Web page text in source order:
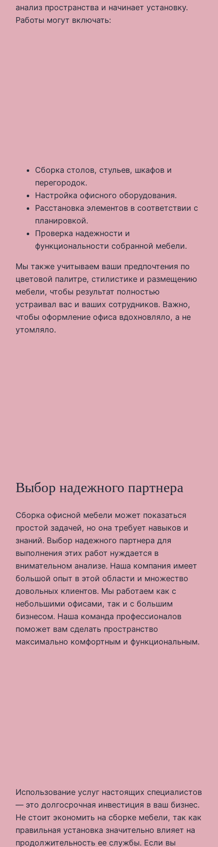
анализ пространства и начинает установку.
Работы могут включать:
Сборка столов, стульев, шкафов и
перегородок.
Настройка офисного оборудования.
Расстановка элементов в соответствии с
планировкой.
Проверка надежности и
функциональности собранной мебели.
Мы также учитываем ваши предпочтения по
цветовой палитре, стилистике и размещению
мебели, чтобы результат полностью
устраивал вас и ваших сотрудников. Важно,
чтобы оформление офиса вдохновляло, а не
утомляло.
Выбор надежного партнера
Сборка офисной мебели может показаться
простой задачей, но она требует навыков и
знаний. Выбор надежного партнера для
выполнения этих работ нуждается в
внимательном анализе. Наша компания имеет
большой опыт в этой области и множество
довольных клиентов. Мы работаем как с
небольшими офисами, так и с большим
бизнесом. Наша команда профессионалов
поможет вам сделать пространство
максимально комфортным и функциональным.
Использование услуг настоящих специалистов
— это долгосрочная инвестиция в ваш бизнес.
Не стоит экономить на сборке мебели, так как
правильная установка значительно влияет на
продолжительность ее службы. Если вы